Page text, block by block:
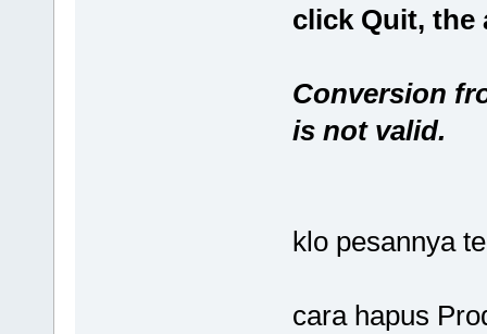
click Quit, the
Conversion
is not valid.
klo pesannya
cara hapus